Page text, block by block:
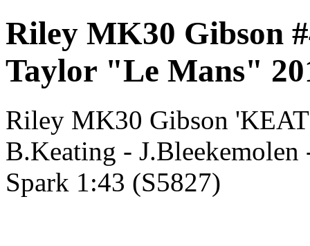
Riley MK30 Gibson
Taylor "Le Mans"
Riley MK30 Gibson
B.Keating -
Spark 1:43 (S5827)